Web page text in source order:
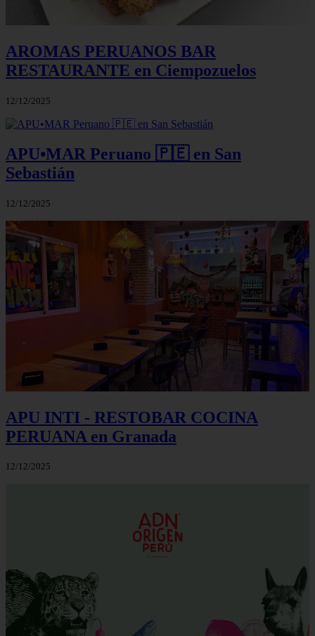
AROMAS PERUANOS BAR
RESTAURANTE en Ciempozuelos
12/12/2025
APU•MAR Peruano 🇵🇪 en San
Sebastián
12/12/2025
APU INTI - RESTOBAR COCINA
PERUANA en Granada
12/12/2025